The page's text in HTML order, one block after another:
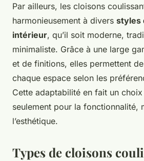
Par ailleurs, les cloisons
harmonieusement à divers styles
intérieur, qu’il soit moderne,
minimaliste. Grâce à une large
et de finitions, elles permettent
chaque espace selon les
Cette adaptabilité en fait un
seulement pour la fonctionnalité,
l’esthétique.
Types de cloisons